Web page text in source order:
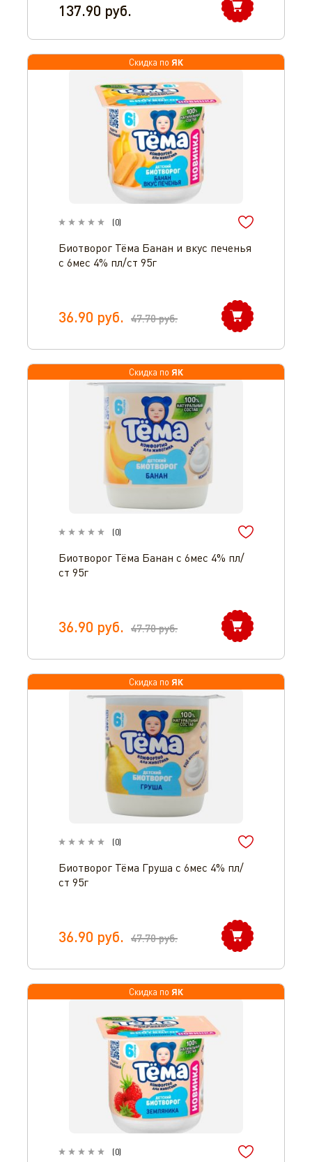
137.90 руб.
Скидка по ЯК
(0)
Биотворог Тёма Банан и вкус печенья
с 6мес 4% пл/ст 95г
36.90 руб. 47.70руб.
Скидка по ЯК
(0)
Биотворог Тёма Банан с 6мес 4% пл/
ст 95г
36.90 руб. 47.70руб.
Скидка по ЯК
(0)
Биотворог Тёма Груша с 6мес 4% пл/
ст 95г
36.90 руб. 47.70руб.
Скидка по ЯК
(0)